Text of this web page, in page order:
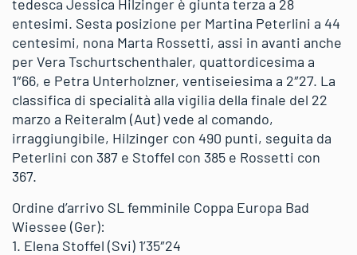
tedesca Jessica Hilzinger è giunta terza a 28
entesimi. Sesta posizione per Martina Peterlini a 44
centesimi, nona Marta Rossetti, assi in avanti anche
per Vera Tschurtschenthaler, quattordicesima a
1″66, e Petra Unterholzner, ventiseiesima a 2″27. La
classifica di specialità alla vigilia della finale del 22
marzo a Reiteralm (Aut) vede al comando,
irraggiungibile, Hilzinger con 490 punti, seguita da
Peterlini con 387 e Stoffel con 385 e Rossetti con
367.
Ordine d’arrivo SL femminile Coppa Europa Bad
Wiessee (Ger):
1. Elena Stoffel (Svi) 1’35″24